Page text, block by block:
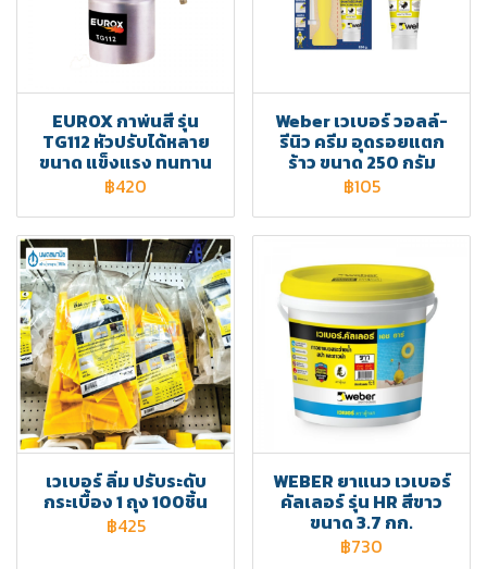
EUROX กาพ่นสี รุ่น
TG112 หัวปรับได้หลาย
ขนาด แข็งแรง ทนทาน
฿420
Weber เวเบอร์ วอลล์-
รีนิว ครีม อุดรอยแตก
ร้าว ขนาด 250 กรัม
฿105
เวเบอร์ ลิ่ม ปรับระดับ
กระเบื้อง 1 ถุง 100ชิ้น
฿425
WEBER ยาแนว เวเบอร์
คัลเลอร์ รุ่น HR สีขาว
ขนาด 3.7 กก.
฿730